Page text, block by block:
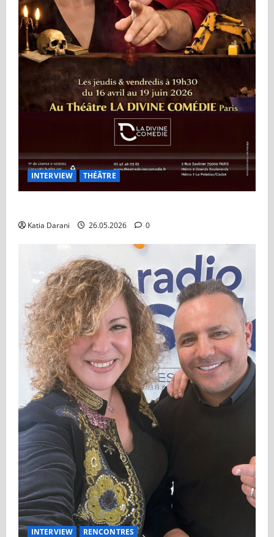
INTERVIEW THÉÂTRE
Katia Darani 26.05.2026 0
INTERVIEW RENCONTRES